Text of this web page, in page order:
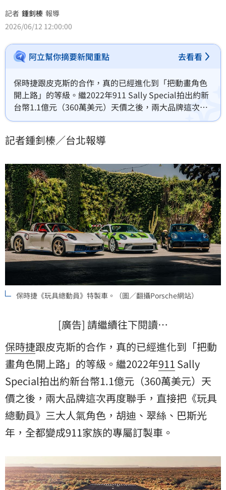
記者 鍾釗榛 報導
2026/06/12 12:00:00
阿立幫你摘要新聞重點 去看看
保時捷跟皮克斯的合作，真的已經進化到「把動畫角色
開上路」的等級。繼2022年911 Sally Special拍出約新
台幣1.1億元（360萬美元）天價之後，兩大品牌這次再
度聯手，直接把《玩具總動員》三大人氣角色，胡迪、
記者鍾釗榛／台北報導
保時捷《玩具總動員》特製車。（圖／翻攝Porsche網站）
[廣告] 請繼續往下閱讀…
保時捷跟皮克斯的合作，真的已經進化到「把動
畫角色開上路」的等級。繼2022年911 Sally
Special拍出約新台幣1.1億元（360萬美元）天
價之後，兩大品牌這次再度聯手，直接把《玩具
總動員》三大人氣角色，胡迪、翠絲、巴斯光
年，全都變成911家族的專屬訂製車。